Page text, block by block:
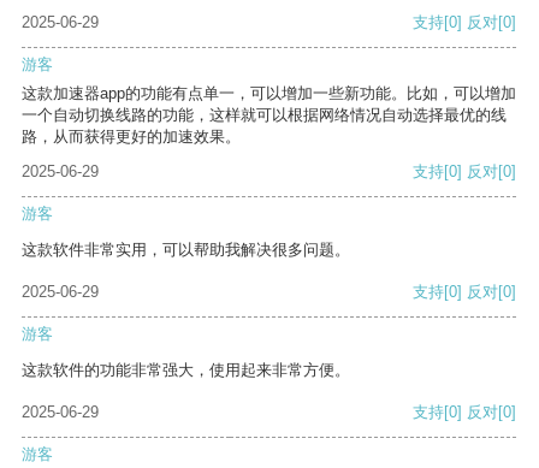
2025-06-29
支持[0] 反对[0]
游客
这款加速器app的功能有点单一，可以增加一些新功能。比如，可以增加
一个自动切换线路的功能，这样就可以根据网络情况自动选择最优的线
路，从而获得更好的加速效果。
2025-06-29
支持[0] 反对[0]
游客
这款软件非常实用，可以帮助我解决很多问题。
2025-06-29 支持[0] 反对[0]
游客
这款软件的功能非常强大，使用起来非常方便。
2025-06-29 支持[0] 反对[0]
游客